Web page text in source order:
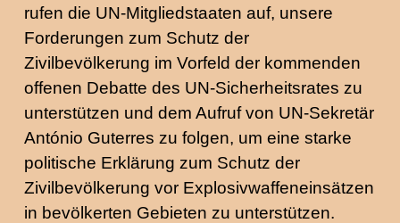
rufen die UN-Mitgliedstaaten auf, unsere
Forderungen zum Schutz der
Zivilbevölkerung im Vorfeld der kommenden
offenen Debatte des UN-Sicherheitsrates zu
unterstützen und dem Aufruf von UN-Sekretär
António Guterres zu folgen, um eine starke
politische Erklärung zum Schutz der
Zivilbevölkerung vor Explosivwaffeneinsätzen
in bevölkerten Gebieten zu unterstützen.